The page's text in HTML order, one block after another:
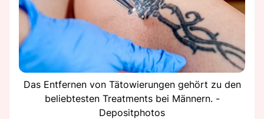
Das Entfernen von Tätowierungen gehört zu den
beliebtesten Treatments bei Männern. -
Depositphotos